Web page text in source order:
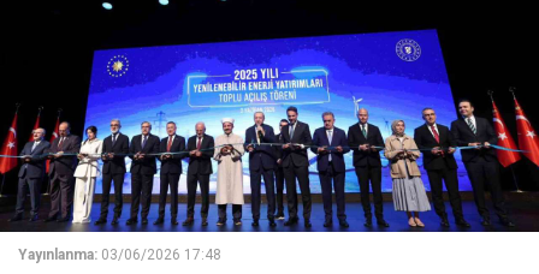
Yayınlanma: 03/06/2026 17:48